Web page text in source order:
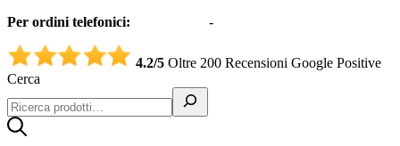
Per ordini telefonici: -
4.2/5 Oltre 200 Recensioni Google Positive
Cerca